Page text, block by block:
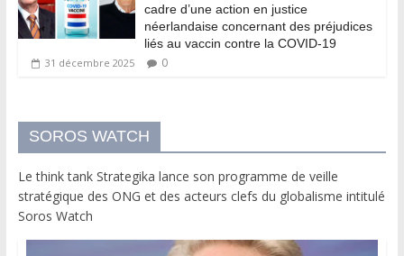
cadre d’une action en justice
néerlandaise concernant des préjudices
liés au vaccin contre la COVID-19
31 décembre 2025 0
SOROS WATCH
Le think tank Strategika lance son programme de veille
stratégique des ONG et des acteurs clefs du globalisme intitulé
Soros Watch